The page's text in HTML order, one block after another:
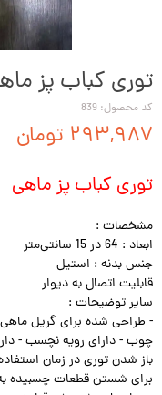
توری کباب پز
کد محصول: 839
۲۹۳,۹۸۷ تومان
توری کباب پز ماهی
مشخصات :
ابعاد : 64 در 15 سانتی‌متر
جنس بدنه : استیل
قابلیت اتصال به دیوار
سایر توضیحات :
- طراحی شده برای گریل
چوب - دارای رویه نچسب -
باز شدن توری در زمان
برای شستن قطعات چسبیده